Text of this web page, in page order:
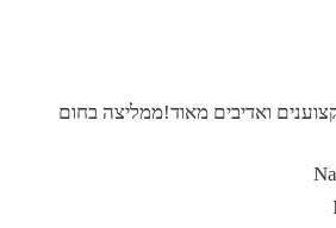
ואדיבים מאוד!ממליצה בחום